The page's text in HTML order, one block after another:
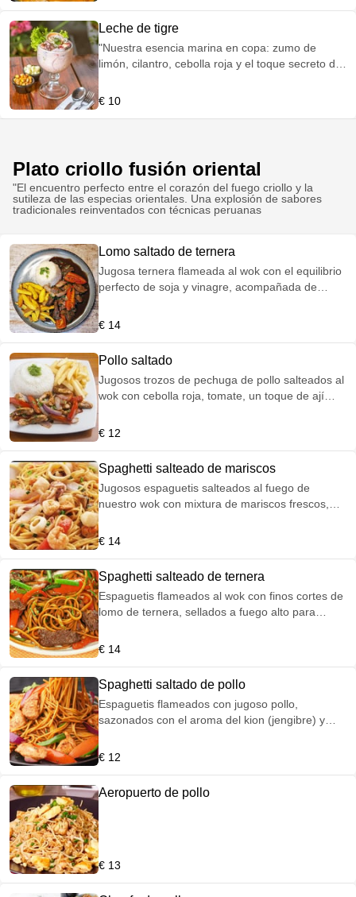
Leche de tigre
"Nuestra esencia marina en copa: zumo de
limón, cilantro, cebolla roja y el toque secreto de
€ 10
Plato criollo fusión oriental
"El encuentro perfecto entre el corazón del fuego criollo y la
sutileza de las especias orientales. Una explosión de sabores
tradicionales reinventados con técnicas peruanas
Lomo saltado de ternera
Jugosa ternera flameada al wok con el equilibrio
perfecto de soja y vinagre, acompañada de
sabor criollo.
€ 14
Pollo saltado
Jugosos trozos de pechuga de pollo salteados al
wok con cebolla roja, tomate, un toque de ají
crujientes y arroz blanco.
€ 12
Spaghetti salteado de mariscos
Jugosos espaguetis salteados al fuego de
nuestro wok con mixtura de mariscos frescos,
cebollita china. El alma del puerto en un plato.
€ 14
Spaghetti salteado de ternera
Espaguetis flameados al wok con finos cortes de
lomo de ternera, sellados a fuego alto para
peruano y terminados con cilantro fresco.
€ 14
Spaghetti saltado de pollo
Espaguetis flameados con jugoso pollo,
sazonados con el aroma del kion (jengibre) y
perfecto entre lo criollo y lo oriental.
€ 12
Aeropuerto de pollo
€ 13